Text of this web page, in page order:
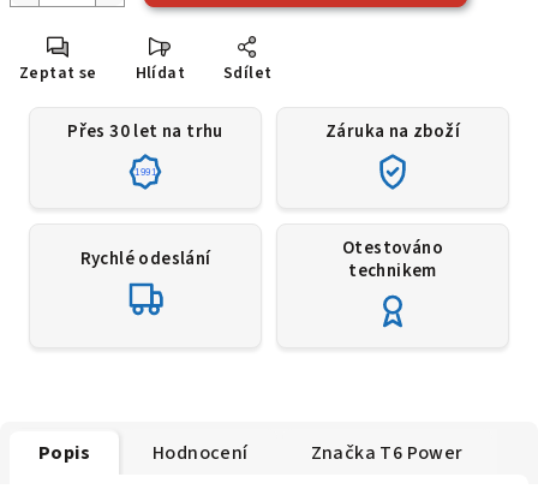
Zeptat se Hlídat Sdílet
Přes 30 let na trhu
1991
Záruka na zboží
Rychlé odeslání
Otestováno
technikem
Popis Hodnocení Značka T6 Power